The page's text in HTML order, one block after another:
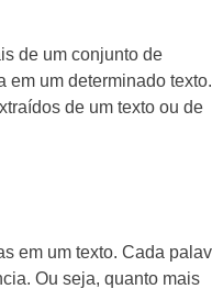
de um conjunto de
em um determinado texto.
de um texto ou de
em um texto. Cada
Ou seja, quanto mais